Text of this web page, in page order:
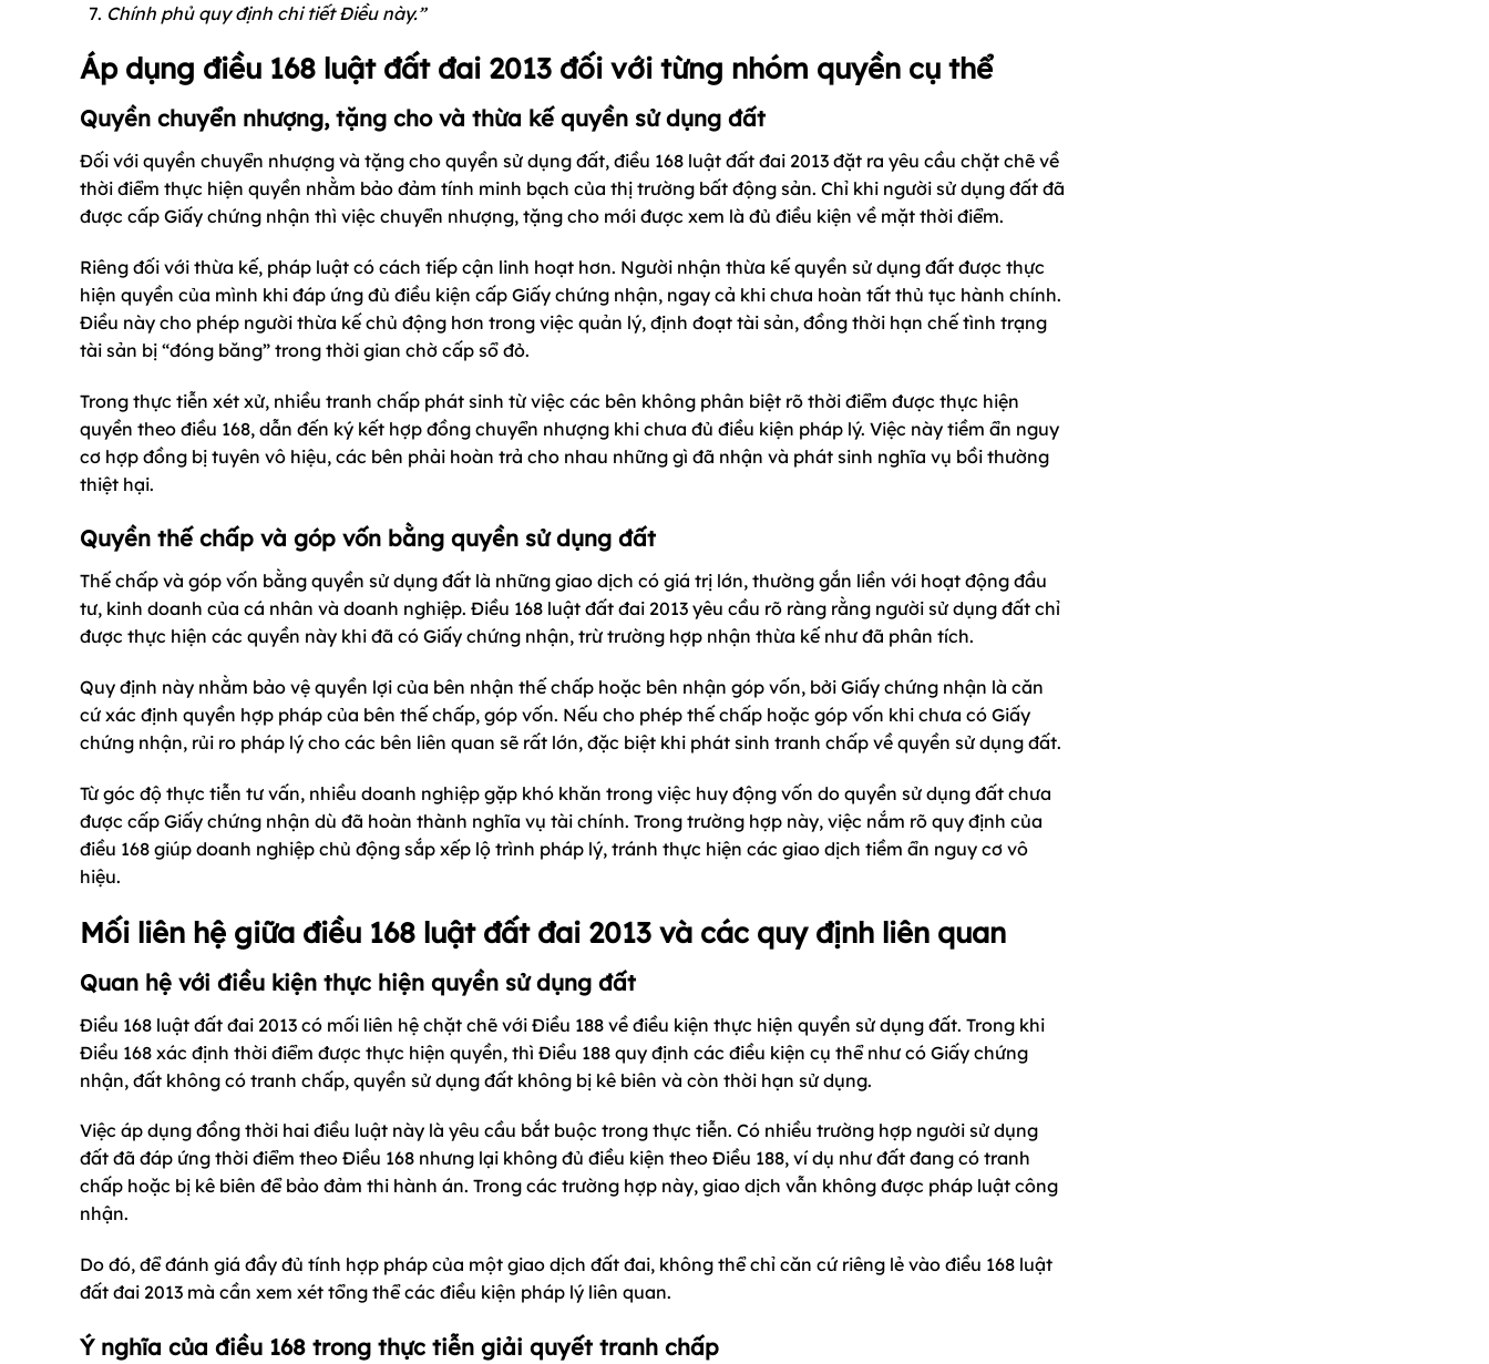
Chính phủ quy định chi tiết Điều này.”
Áp dụng điều 168 luật đất đai 2013 đối với từng nhóm quyền cụ thể
Quyền chuyển nhượng, tặng cho và thừa kế quyền sử dụng đất
Đối với quyền chuyển nhượng và tặng cho quyền sử dụng đất, điều 168 luật đất đai 2013 đặt ra yêu cầu chặt chẽ về
thời điểm thực hiện quyền nhằm bảo đảm tính minh bạch của thị trường bất động sản. Chỉ khi người sử dụng đất đã
được cấp Giấy chứng nhận thì việc chuyển nhượng, tặng cho mới được xem là đủ điều kiện về mặt thời điểm.
Riêng đối với thừa kế, pháp luật có cách tiếp cận linh hoạt hơn. Người nhận thừa kế quyền sử dụng đất được thực
hiện quyền của mình khi đáp ứng đủ điều kiện cấp Giấy chứng nhận, ngay cả khi chưa hoàn tất thủ tục hành chính.
Điều này cho phép người thừa kế chủ động hơn trong việc quản lý, định đoạt tài sản, đồng thời hạn chế tình trạng
tài sản bị “đóng băng” trong thời gian chờ cấp sổ đỏ.
Trong thực tiễn xét xử, nhiều tranh chấp phát sinh từ việc các bên không phân biệt rõ thời điểm được thực hiện
quyền theo điều 168, dẫn đến ký kết hợp đồng chuyển nhượng khi chưa đủ điều kiện pháp lý. Việc này tiềm ẩn nguy
cơ hợp đồng bị tuyên vô hiệu, các bên phải hoàn trả cho nhau những gì đã nhận và phát sinh nghĩa vụ bồi thường
thiệt hại.
Quyền thế chấp và góp vốn bằng quyền sử dụng đất
Thế chấp và góp vốn bằng quyền sử dụng đất là những giao dịch có giá trị lớn, thường gắn liền với hoạt động đầu
tư, kinh doanh của cá nhân và doanh nghiệp. Điều 168 luật đất đai 2013 yêu cầu rõ ràng rằng người sử dụng đất chỉ
được thực hiện các quyền này khi đã có Giấy chứng nhận, trừ trường hợp nhận thừa kế như đã phân tích.
Quy định này nhằm bảo vệ quyền lợi của bên nhận thế chấp hoặc bên nhận góp vốn, bởi Giấy chứng nhận là căn
cứ xác định quyền hợp pháp của bên thế chấp, góp vốn. Nếu cho phép thế chấp hoặc góp vốn khi chưa có Giấy
chứng nhận, rủi ro pháp lý cho các bên liên quan sẽ rất lớn, đặc biệt khi phát sinh tranh chấp về quyền sử dụng đất.
Từ góc độ thực tiễn tư vấn, nhiều doanh nghiệp gặp khó khăn trong việc huy động vốn do quyền sử dụng đất chưa
được cấp Giấy chứng nhận dù đã hoàn thành nghĩa vụ tài chính. Trong trường hợp này, việc nắm rõ quy định của
điều 168 giúp doanh nghiệp chủ động sắp xếp lộ trình pháp lý, tránh thực hiện các giao dịch tiềm ẩn nguy cơ vô
hiệu.
Mối liên hệ giữa điều 168 luật đất đai 2013 và các quy định liên quan
Quan hệ với điều kiện thực hiện quyền sử dụng đất
Điều 168 luật đất đai 2013 có mối liên hệ chặt chẽ với Điều 188 về điều kiện thực hiện quyền sử dụng đất. Trong khi
Điều 168 xác định thời điểm được thực hiện quyền, thì Điều 188 quy định các điều kiện cụ thể như có Giấy chứng
nhận, đất không có tranh chấp, quyền sử dụng đất không bị kê biên và còn thời hạn sử dụng.
Việc áp dụng đồng thời hai điều luật này là yêu cầu bắt buộc trong thực tiễn. Có nhiều trường hợp người sử dụng
đất đã đáp ứng thời điểm theo Điều 168 nhưng lại không đủ điều kiện theo Điều 188, ví dụ như đất đang có tranh
chấp hoặc bị kê biên để bảo đảm thi hành án. Trong các trường hợp này, giao dịch vẫn không được pháp luật công
nhận.
Do đó, để đánh giá đầy đủ tính hợp pháp của một giao dịch đất đai, không thể chỉ căn cứ riêng lẻ vào điều 168 luật
đất đai 2013 mà cần xem xét tổng thể các điều kiện pháp lý liên quan.
Ý nghĩa của điều 168 trong thực tiễn giải quyết tranh chấp